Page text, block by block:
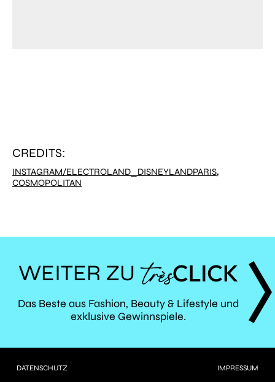
CREDITS:
INSTAGRAM/ELECTROLAND_DISNEYLANDPARIS,
COSMOPOLITAN
WEITER ZU
TRÈS
CLICK
Das Beste aus Fashion, Beauty & Lifestyle und
exklusive Gewinnspiele.
DATENSCHUTZ IMPRESSUM